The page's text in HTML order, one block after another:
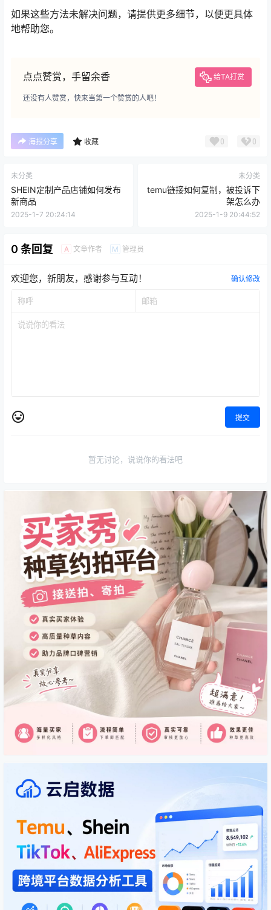
如果这些方法未解决问题，请提供更多细节，以便更具体
地帮助您。
点点赞赏，手留余香 给TA打赏
还没有人赞赏，快来当第一个赞赏的人吧！
海报分享 收藏 0 0
未分类
SHEIN定制产品店铺如何发布
新商品
2025-1-7 20:24:14
未分类
temu链接如何复制，被投诉下
架怎么办
2025-1-9 20:44:52
0 条回复 A 文章作者 M 管理员
欢迎您，新朋友，感谢参与互动！ 确认修改
提交
暂无讨论，说说你的看法吧